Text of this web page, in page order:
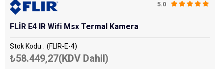
5.0
FLİR E4 IR Wifi Msx Termal Kamera
Stok Kodu (FLIR-E-4)
₺58.449,27(KDV Dahil)